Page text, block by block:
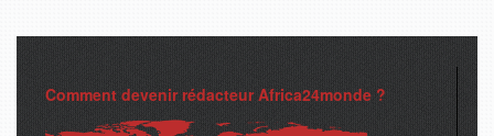
Comment devenir rédacteur Africa24monde ?